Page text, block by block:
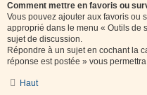
Comment mettre en favoris ou
Vous pouvez ajouter aux favoris ou
approprié dans le menu « Outils de
sujet de discussion.
Répondre à un sujet en cochant la
réponse est postée » vous
Haut